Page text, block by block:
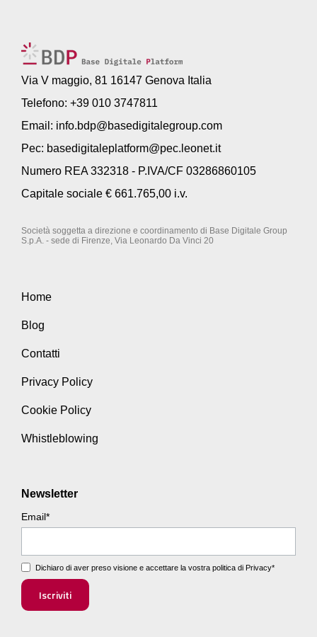
Via V maggio, 81 16147 Genova Italia
Telefono: +39 010 3747811
Email: info.bdp@basedigitalegroup.com
Pec: basedigitaleplatform@pec.leonet.it
Numero REA 332318 - P.IVA/CF 03286860105
Capitale sociale € 661.765,00 i.v.
Società soggetta a direzione e coordinamento di Base Digitale Group
S.p.A. - sede di Firenze, Via Leonardo Da Vinci 20
Home
Blog
Contatti
Privacy Policy
Cookie Policy
Whistleblowing
Newsletter
Email*
Dichiaro di aver preso visione e accettare la vostra politica di Privacy*